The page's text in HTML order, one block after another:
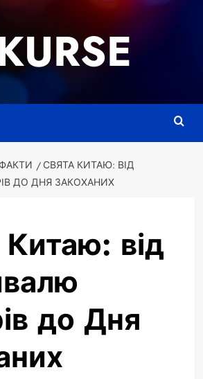
СВЯТА КИТАЮ: ВІД
ДО ДНЯ ЗАКОХАНИХ
від
до Дня